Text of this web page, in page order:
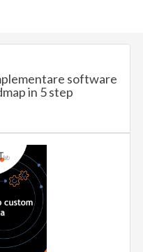
software
in 5 step